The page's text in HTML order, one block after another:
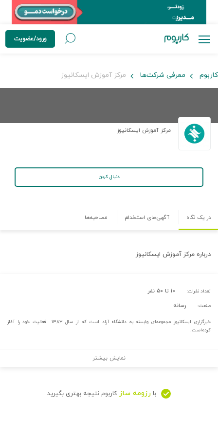
ورود/عضویت
کاربوم معرفی شرکت‌ها مرکز آموزش ایسکانیوز
مرکز آموزش ایسکانیوز
دنبال کردن
در یک نگاه آگهی‌های استخدام مصاحبه‌ها
درباره مرکز آموزش ایسکانیوز
تعداد نفرات: ۱۰ تا ۵۰ نفر
صنعت: رسانه
خبرگزاری ایسکانیوز مجموعه‌ای وابسته به دانشگاه آزاد است که از سال ۱۳۸۳ فعالیت خود را آغاز
کرده‌است.
نمایش بیشتر
با رزومه ساز کاربوم نتیجه بهتری بگیرید